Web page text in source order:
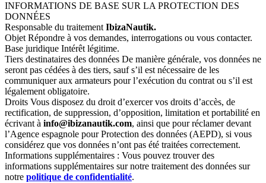
INFORMATIONS DE BASE SUR LA PROTECTION DES
DONNÉES
Responsable du traitement IbizaNautik.
Objet Répondre à vos demandes, interrogations ou vous contacter.
Base juridique Intérêt légitime.
Tiers destinataires des données De manière générale, vos données ne
seront pas cédées à des tiers, sauf s’il est nécessaire de les
communiquer aux armateurs pour l’exécution du contrat ou s’il est
légalement obligatoire.
Droits Vous disposez du droit d’exercer vos droits d’accès, de
rectification, de suppression, d’opposition, limitation et portabilité en
écrivant à info@ibizanautik.com, ainsi que pour réclamer devant
l’Agence espagnole pour Protection des données (AEPD), si vous
considérez que vos données n’ont pas été traitées correctement.
Informations supplémentaires : Vous pouvez trouver des
informations supplémentaires sur notre traitement des données sur
notre politique de confidentialité.